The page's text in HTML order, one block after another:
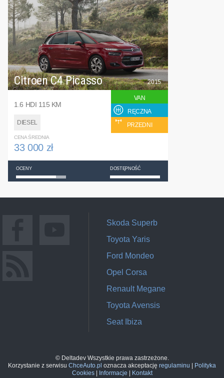
Citroen C4 Picasso
1.6 HDI 115 KM
DIESEL
2015
VAN
RĘCZNA
PRZEDNI
CENA ŚREDNIA
33 000 zł
OCENY DOSTĘPNOŚĆ
Skoda Superb
Toyota Yaris
Ford Mondeo
Opel Corsa
Renault Megane
Toyota Avensis
Seat Ibiza
© Deltadev Wszystkie prawa zastrzeżone.
Korzystanie z serwisu ChceAuto.pl oznacza akceptację regulaminu | Polityka
Cookies| Informacje | Kontakt